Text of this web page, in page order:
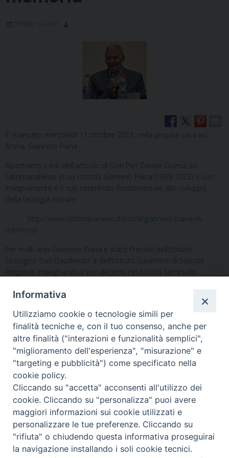
OTTOBRE 14, 2023
E’ mancato mercoledì 11 ottobre 2023, nella propria casa ad
Arona, Giannino Piana.
Riportiamo il link dell’articolo di Don Pier Davide Guenzi su
SettimanaNews in cui ricorda Giannino Piana (1939-2023), il suo
insegnamento e il suo contributo fondamentale allo sviluppo
della teologia morale:
http://www.settimananews.it/profili/giannino-piana-in-
memoria/
Per molti anni Giannino Piana è stato Preside dell’Istituto
Teologico ‘San Gaudenzio’ e dell’Istituto Superiore di Scienze
Religiose, impegnandosi per decenni nel nostro Seminario
insegnamento ha sempre rivelato competenza, chiarezza, profondità
ed equilibrio di valutazione. Un arricchimento per noi e per la stessa
Teologia italiana che gli sarà sicuramente grata.”, scrive don Franco
Giudice nel cordoglio sul sito diocesano.
In seminario ricordiamo il suo ultimo intervento al Convegno di
apertura dell’anno accademico svolto il 19 ottobre
2019 Teologia, Chiesa e società. Quarant’anni di
insegnamento teologico a Novara
Docenti
CERIMONIA DI CONSEGNA
DEI DIPLOMI DI LAUREA
Informativa
Utilizziamo cookie o tecnologie simili per
finalità tecniche e, con il tuo consenso, anche per
altre finalità ("interazioni e funzionalità semplici",
"miglioramento dell'esperienza", "misurazione" e
"targeting e pubblicità") come specificato nella
cookie policy.
Cliccando su "accetta" acconsenti all'utilizzo dei
cookie. Cliccando su "personalizza" puoi avere
maggiori informazioni sui cookie utilizzati e
personalizzare le tue preferenze. Cliccando su
"rifiuta" o chiudendo questa informativa proseguirai
la navigazione installando i soli cookie tecnici.